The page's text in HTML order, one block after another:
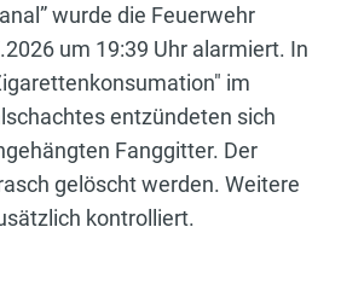
wurde die Feuerwehr
um 19:39 Uhr alarmiert. In
im
entzündeten sich
Fanggitter. Der
gelöscht werden. Weitere
kontrolliert.